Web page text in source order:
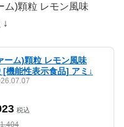
ム)顆粒 レモン風味
ーム)顆粒 レモン風味
機能性表示食品] アミ↓
税込